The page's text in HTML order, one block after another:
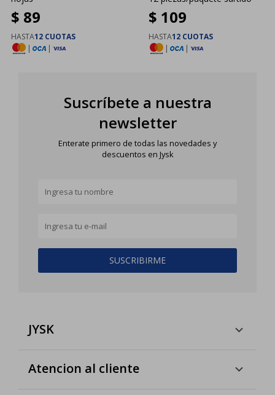
$ 89
HASTA12 CUOTAS
|
|
$ 109
HASTA12 CUOTAS
|
|
Suscríbete a nuestra
newsletter
Enterate primero de todas las novedades y
descuentos en Jysk
SUSCRIBIRME
JYSK
Atencion al cliente